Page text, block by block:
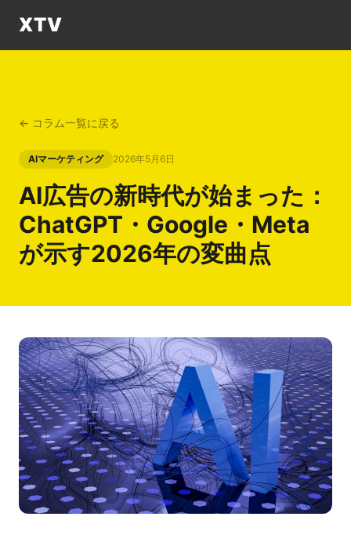
XTV
← コラム一覧に戻る
AIマーケティング 2026年5月6日
AI広告の新時代が始まった：
ChatGPT・Google・Meta
が示す2026年の変曲点